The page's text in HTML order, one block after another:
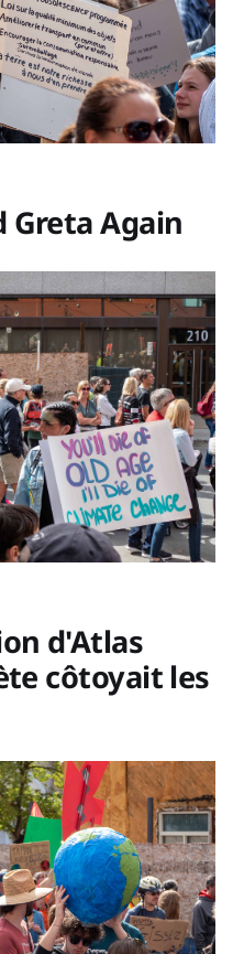
Greta Again
d'Atlas
côtoyait les